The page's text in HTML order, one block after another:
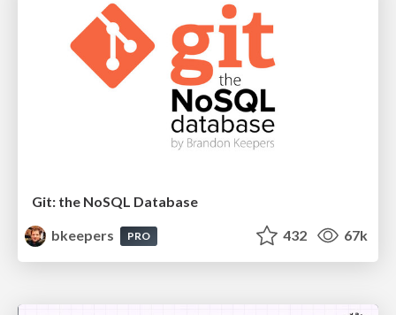
Git: the NoSQL Database
bkeepers
PRO 432 67k